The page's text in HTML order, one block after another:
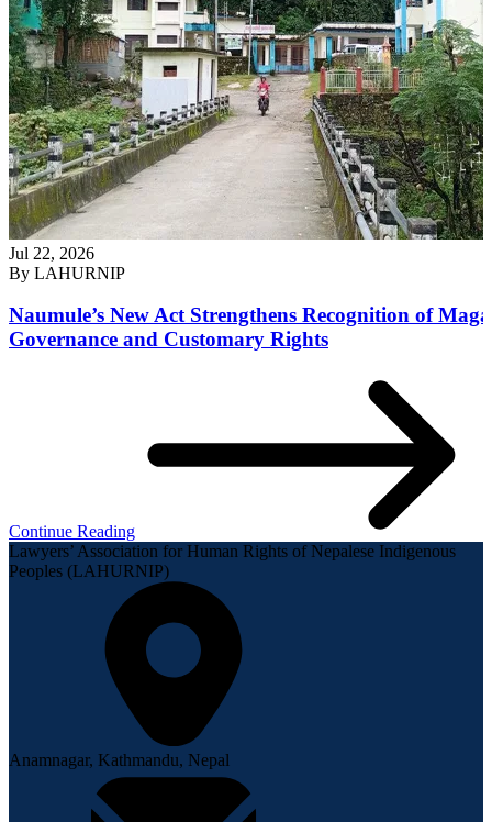
Jul 22, 2026
By LAHURNIP
Naumule’s New Act Strengthens Recognition of
Governance and Customary Rights
Continue Reading
Lawyers’ Association for Human Rights of Nepalese Indigenous
Peoples (LAHURNIP)
Anamnagar, Kathmandu, Nepal